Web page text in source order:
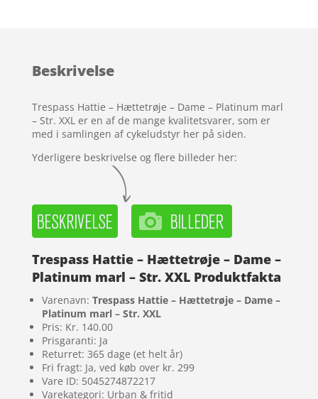
kundebedøm
Beskrivelse
Trespass Hattie – Hættetrøje – Dame – Platinum marl
– Str. XXL er en af de mange kvalitetsvarer, som er
med i samlingen af cykeludstyr her på siden.
Yderligere beskrivelse og flere billeder her:
Trespass Hattie – Hættetrøje – Dame –
Platinum marl – Str. XXL Produktfakta
Varenavn: Trespass Hattie – Hættetrøje – Dame –
Platinum marl – Str. XXL
Pris: Kr. 140.00
Prisgaranti: Ja
Returret: 365 dage (et helt år)
Fri fragt: Ja, ved køb over kr. 299
Vare ID: 5045274872217
Varekategori: Urban & fritid